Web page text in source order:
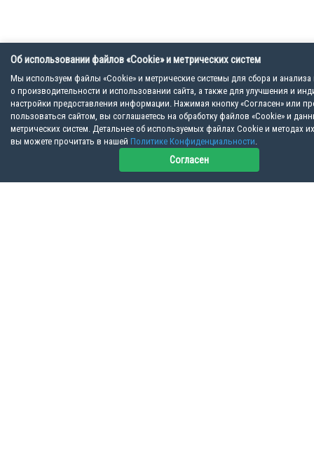
Об использовании файлов «Cookie» и метрических систем
Мы используем файлы «Cookie» и метрические системы для сбора и
о производительности и использовании сайта, а также для улучшения и
настройки предоставления информации. Нажимая кнопку «Согласен» или
пользоваться сайтом, вы соглашаетесь на обработку файлов «Cookie» и
метрических систем. Детальнее об используемых файлах Cookie и методах
вы можете прочитать в нашей Политике Конфиденциальности.
Согласен